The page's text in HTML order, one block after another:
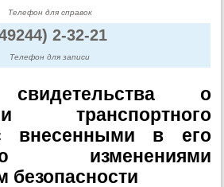
Телефон для справок
2-32-21
Телефон для записи
о
транспортного
внесенными в его
изменениями
безопасности